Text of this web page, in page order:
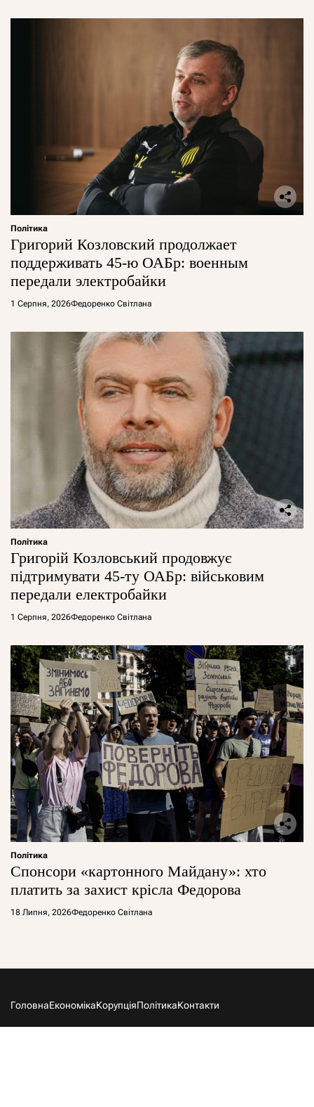
Політика
Григорий Козловский продолжает
поддерживать 45-ю ОАБр: военным
передали электробайки
1 Серпня, 2026Федоренко Світлана
Політика
Григорій Козловський продовжує
підтримувати 45-ту ОАБр: військовим
передали електробайки
1 Серпня, 2026Федоренко Світлана
Політика
Спонсори «картонного Майдану»: хто
платить за захист крісла Федорова
18 Липня, 2026Федоренко Світлана
ГоловнаЕкономікаКорупціяПолітикаКонтакти